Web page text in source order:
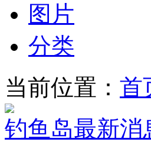
图片
分类
当前位置： 首
钓鱼岛最新消